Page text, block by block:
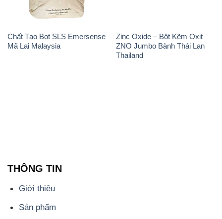
Chất Tạo Bọt SLS Emersense
Mã Lai Malaysia
Zinc Oxide – Bột Kẽm Oxit
ZNO Jumbo Bành Thái Lan
Thailand
THÔNG TIN
Giới thiệu
Sản phẩm